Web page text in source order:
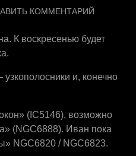
КОММЕНТАРИЙ
К воскресенью будет
и, конечно
(IC5146), возможно
(NGC6888). Иван пока
NGC6820 / NGC6823.